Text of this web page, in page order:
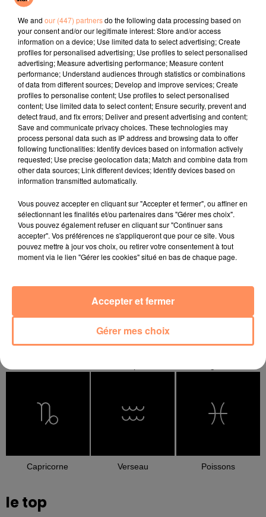
l'horoscope
Bélier Taureau Gémeaux
Vierge
Capricorne Verseau Poissons
le top
We and our (447) partnersdo the following data processing based on
your consent and/or our legitimate interest: Store and/or access
information on a device; Use limited data to select advertising; Create
profiles for personalised advertising; Use profiles to select personalised
advertising; Measure advertising performance; Measure content
performance; Understand audiences through statistics or combinations
of data from different sources; Develop and improve services; Create
profiles to personalise content; Use profiles to select personalised
content; Use limited data to select content; Ensure security, prevent and
detect fraud, and fix errors; Deliver and present advertising and content;
Save and communicate privacy choices. These technologies may
process personal data such as IP address and browsing data to offer
following functionalities: Identify devices based on information actively
requested; Use precise geolocation data; Match and combine data from
other data sources; Link different devices; Identify devices based on
information transmitted automatically.
Vous pouvez accepter en cliquant sur "Accepter et fermer", ou affiner en
sélectionnant les finalités et/ou partenaires dans "Gérer mes choix".
Vous pouvez également refuser en cliquant sur "Continuer sans
accepter". Vos préférences ne s'appliqueront que pour ce site. Vous
pouvez mettre à jour vos choix, ou retirer votre consentement à tout
moment via le lien "Gérer les cookies" situé en bas de chaque page.
Gérer mes choix
Accepter et fermer